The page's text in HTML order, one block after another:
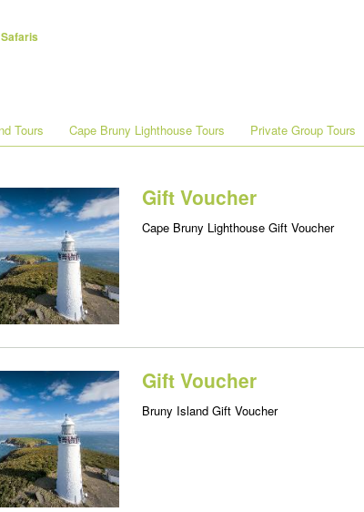
Tours Cape Bruny Lighthouse Tours Private Group Tours
Gift Voucher
Cape Bruny Lighthouse Gift Voucher
Gift Voucher
Bruny Island Gift Voucher